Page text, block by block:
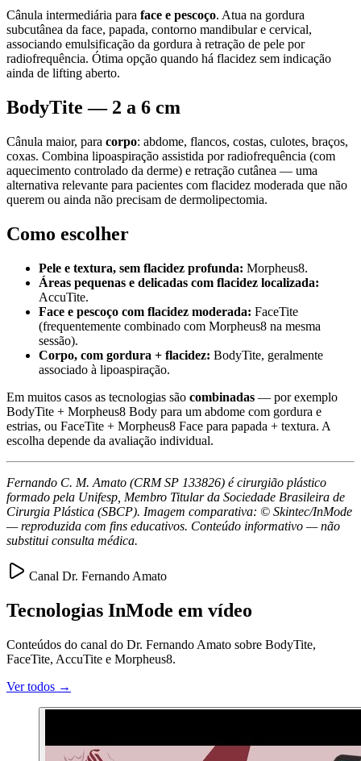
Cânula intermediária para face e pescoço. Atua na gordura
subcutânea da face, papada, contorno mandibular e cervical,
associando emulsificação da gordura à retração de pele por
radiofrequência. Ótima opção quando há flacidez sem indicação
ainda de lifting aberto.
BodyTite — 2 a 6 cm
Cânula maior, para corpo: abdome, flancos, costas, culotes, braços,
coxas. Combina lipoaspiração assistida por radiofrequência (com
aquecimento controlado da derme) e retração cutânea — uma
alternativa relevante para pacientes com flacidez moderada que não
querem ou ainda não precisam de dermolipectomia.
Como escolher
Pele e textura, sem flacidez profunda: Morpheus8.
Áreas pequenas e delicadas com flacidez localizada:
AccuTite.
Face e pescoço com flacidez moderada: FaceTite
(frequentemente combinado com Morpheus8 na mesma
sessão).
Corpo, com gordura + flacidez: BodyTite, geralmente
associado à lipoaspiração.
Em muitos casos as tecnologias são combinadas — por exemplo
BodyTite + Morpheus8 Body para um abdome com gordura e
estrias, ou FaceTite + Morpheus8 Face para papada + textura. A
escolha depende da avaliação individual.
Fernando C. M. Amato (CRM SP 133826) é cirurgião plástico
formado pela Unifesp, Membro Titular da Sociedade Brasileira de
Cirurgia Plástica (SBCP). Imagem comparativa: © Skintec/InMode
— reproduzida com fins educativos. Conteúdo informativo — não
substitui consulta médica.
Canal Dr. Fernando Amato
Tecnologias InMode em vídeo
Conteúdos do canal do Dr. Fernando Amato sobre BodyTite,
FaceTite, AccuTite e Morpheus8.
Ver todos →